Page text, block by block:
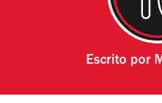
Escrito por